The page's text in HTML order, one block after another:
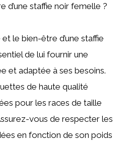
d’une staffie noir femelle ?
le bien-être d’une staffie
de lui fournir une
et adaptée à ses besoins.
de haute qualité
pour les races de taille
vous de respecter les
en fonction de son poids